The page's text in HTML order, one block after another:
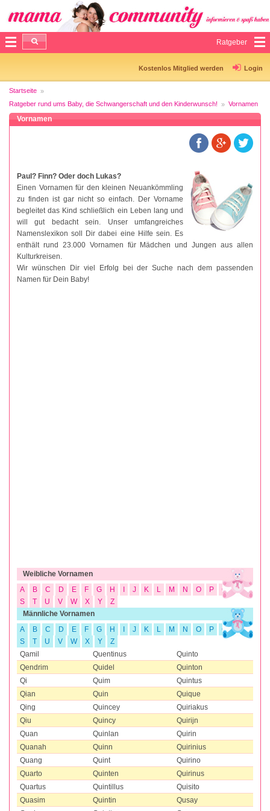
Ratgeber
Kostenlos Mitglied werden Login
Startseite
Ratgeber rund ums Baby, die Schwangerschaft und den Kinderwunsch!
Vornamen
Vornamen
Paul? Finn? Oder doch Lukas?
Einen Vornamen für den kleinen Neuankömmling
zu finden ist gar nicht so einfach. Der Vorname
begleitet das Kind schließlich ein Leben lang und
will gut bedacht sein. Unser umfangreiches
Namenslexikon soll Dir dabei eine Hilfe sein. Es
enthält rund 23.000 Vornamen für Mädchen und Jungen aus allen
Kulturkreisen.
Wir wünschen Dir viel Erfolg bei der Suche nach dem passenden
Namen für Dein Baby!
Weibliche Vornamen
A
B C D E F G H I J K L M N O P Q
R
S
T U V W X Y
Z
Männliche Vornamen
A
B C D E F G H I J K L M N O P Q
R
S
T U V W X Y
Z
Qamil
Quentinus
Quinto
Qendrim
Quidel
Quinton
Qi
Quim
Quintus
Qian
Quin
Quique
Qing
Quincey
Quiriakus
Qiu
Quincy
Quirijn
Quan
Quinlan
Quirin
Quanah
Quinn
Quirinius
Quang
Quint
Quirino
Quarto
Quinten
Quirinus
Quartus
Quintillus
Quisito
Quasim
Quintin
Qusay